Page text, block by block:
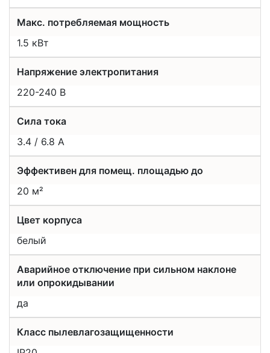
Макс. потребляемая мощность
1.5 кВт
Напряжение электропитания
220-240 В
Сила тока
3.4 / 6.8 А
Эффективен для помещ. площадью до
20 м²
Цвет корпуса
белый
Аварийное отключение при сильном наклоне
или опрокидывании
да
Класс пылевлагозащищенности